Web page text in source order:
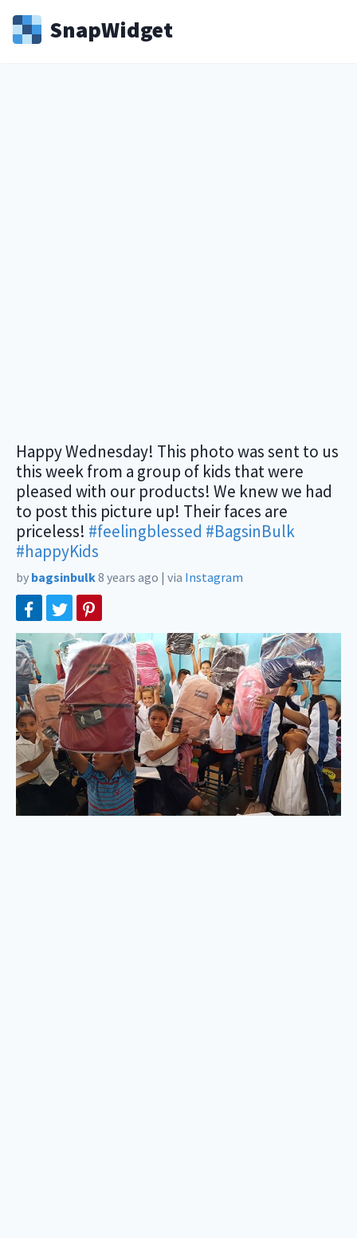
SnapWidget
Happy Wednesday! This photo was sent to us
this week from a group of kids that were
pleased with our products! We knew we had
to post this picture up! Their faces are
priceless! #feelingblessed #BagsinBulk
#happyKids
by bagsinbulk8 years ago | via Instagram